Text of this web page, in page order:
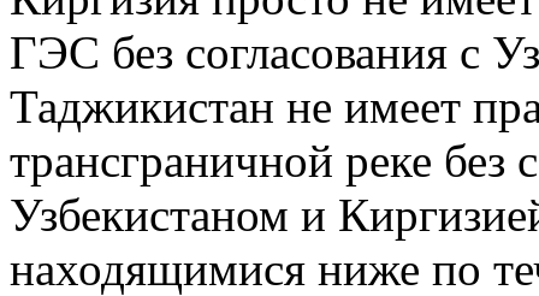
ГЭС без согласования с
Таджикистан не имеет
трансграничной реке без
Узбекистаном и
находящимися ниже по